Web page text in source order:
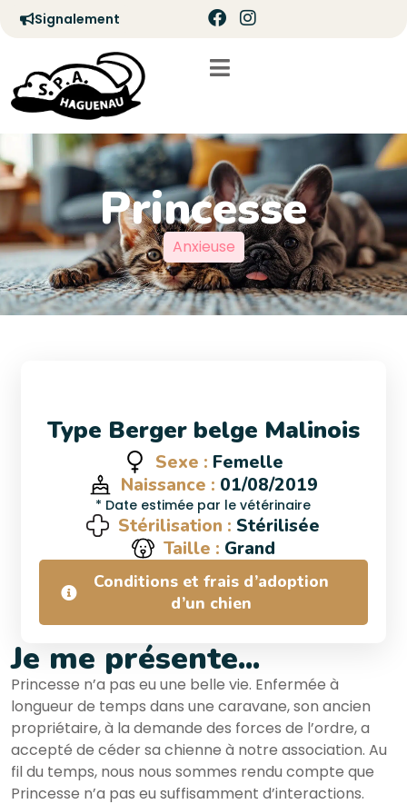
Signalement
Princesse
Anxieuse
Type Berger belge Malinois
Sexe : Femelle
Naissance : 01/08/2019
* Date estimée par le vétérinaire
Stérilisation : Stérilisée
Taille : Grand
Conditions et frais d’adoption
d’un chien
Je me présente...
Princesse n’a pas eu une belle vie. Enfermée à
longueur de temps dans une caravane, son ancien
propriétaire, à la demande des forces de l’ordre, a
accepté de céder sa chienne à notre association. Au
fil du temps, nous nous sommes rendu compte que
Princesse n’a pas eu suffisamment d’interactions.